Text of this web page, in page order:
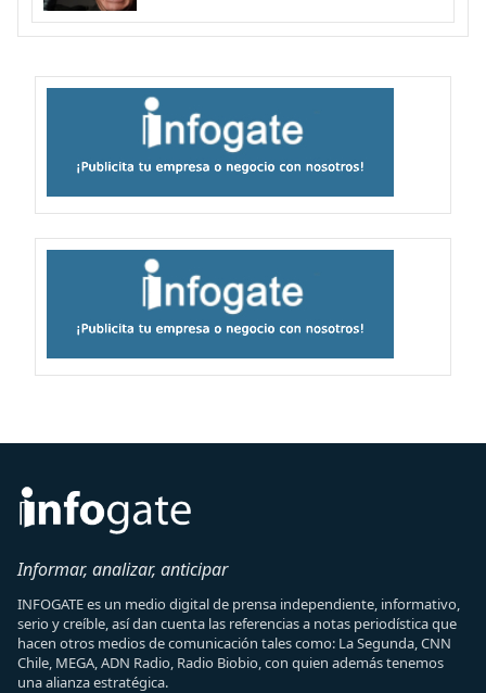
Informar, analizar, anticipar
INFOGATE es un medio digital de prensa independiente, informativo,
serio y creíble, así dan cuenta las referencias a notas periodística que
hacen otros medios de comunicación tales como: La Segunda, CNN
Chile, MEGA, ADN Radio, Radio Biobio, con quien además tenemos
una alianza estratégica.